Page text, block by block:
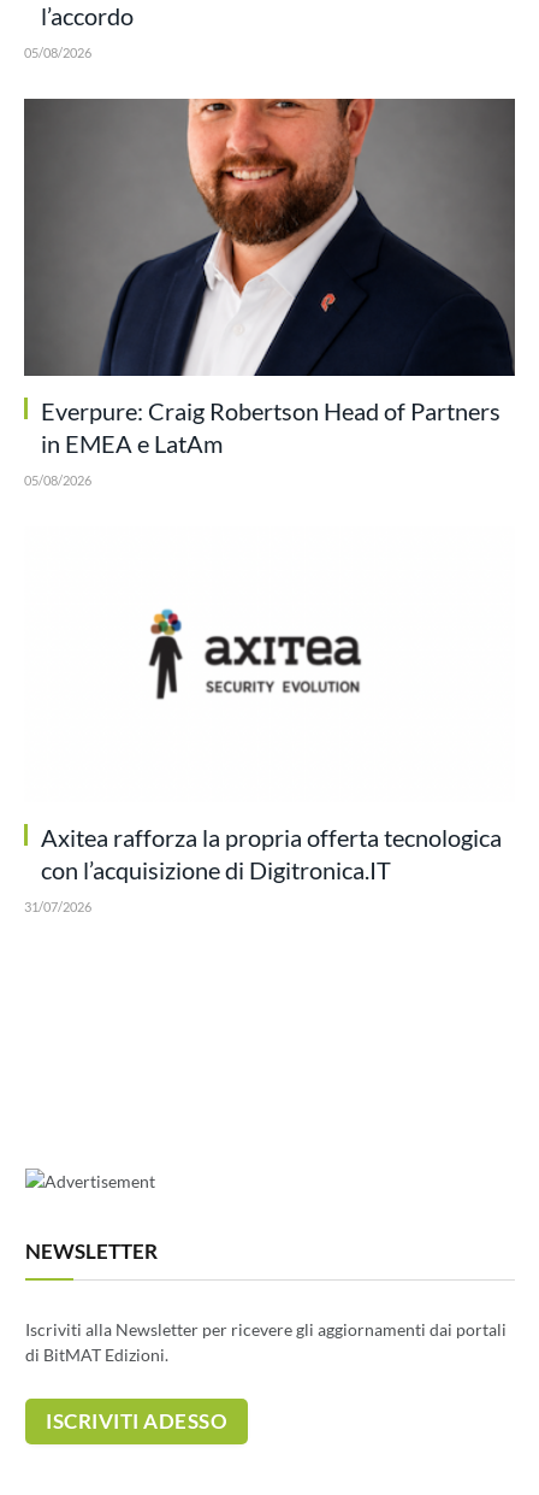
l’accordo
05/08/2026
Everpure: Craig Robertson Head of Partners
in EMEA e LatAm
05/08/2026
Axitea rafforza la propria offerta tecnologica
con l’acquisizione di Digitronica.IT
31/07/2026
NEWSLETTER
Iscriviti alla Newsletter per ricevere gli aggiornamenti dai portali
di BitMAT Edizioni.